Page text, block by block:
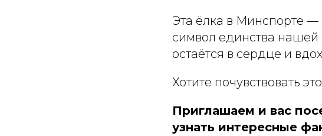
Эта ёлка в Минспорте —
символ единства
остаётся в сердце и
Хотите почувствовать
Приглашаем и вас
узнать интересные